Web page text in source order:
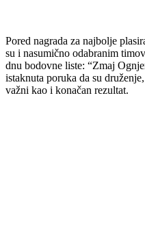
Pored nagrada za najbolje
su i nasumično odabranim
dnu bodovne liste: “Zmaj
istaknuta poruka da su
važni kao i konačan rezultat.